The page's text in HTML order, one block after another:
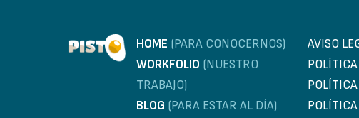
HOME (PARA CONOCERNOS)
WORKFOLIO (NUESTRO
TRABAJO)
BLOG (PARA ESTAR AL DÍA)
AVISO